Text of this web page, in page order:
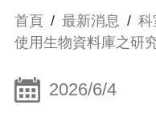
首頁 / 最新消息 / 科
使用生物資料庫之研
2026/6/4